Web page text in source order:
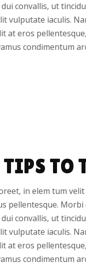
convallis, ut
vulputate iaculis.
at eros
condimentum
TO
in elem tum
pellentesque.
convallis, ut
vulputate iaculis.
at eros
condimentum